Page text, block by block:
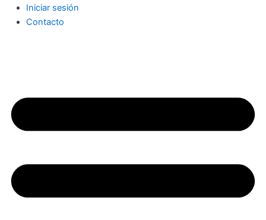
Iniciar sesión
Contacto